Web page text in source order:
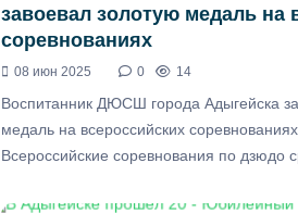
завоевал золотую медаль на
соревнованиях
08 июн 2025 0 14
Воспитанник ДЮСШ города Адыгейска
медаль на всероссийских
Всероссийские соревнования по дзюдо